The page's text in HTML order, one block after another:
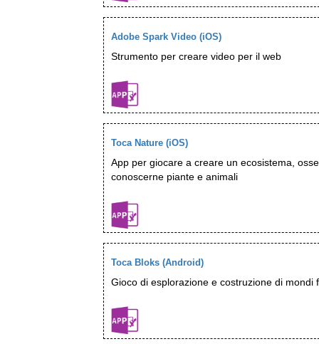
Adobe Spark Video (iOS)
Strumento per creare video per il web
Toca Nature (iOS)
App per giocare a creare un ecosistema,
conoscerne piante e animali
Toca Bloks (Android)
Gioco di esplorazione e costruzione di mondi